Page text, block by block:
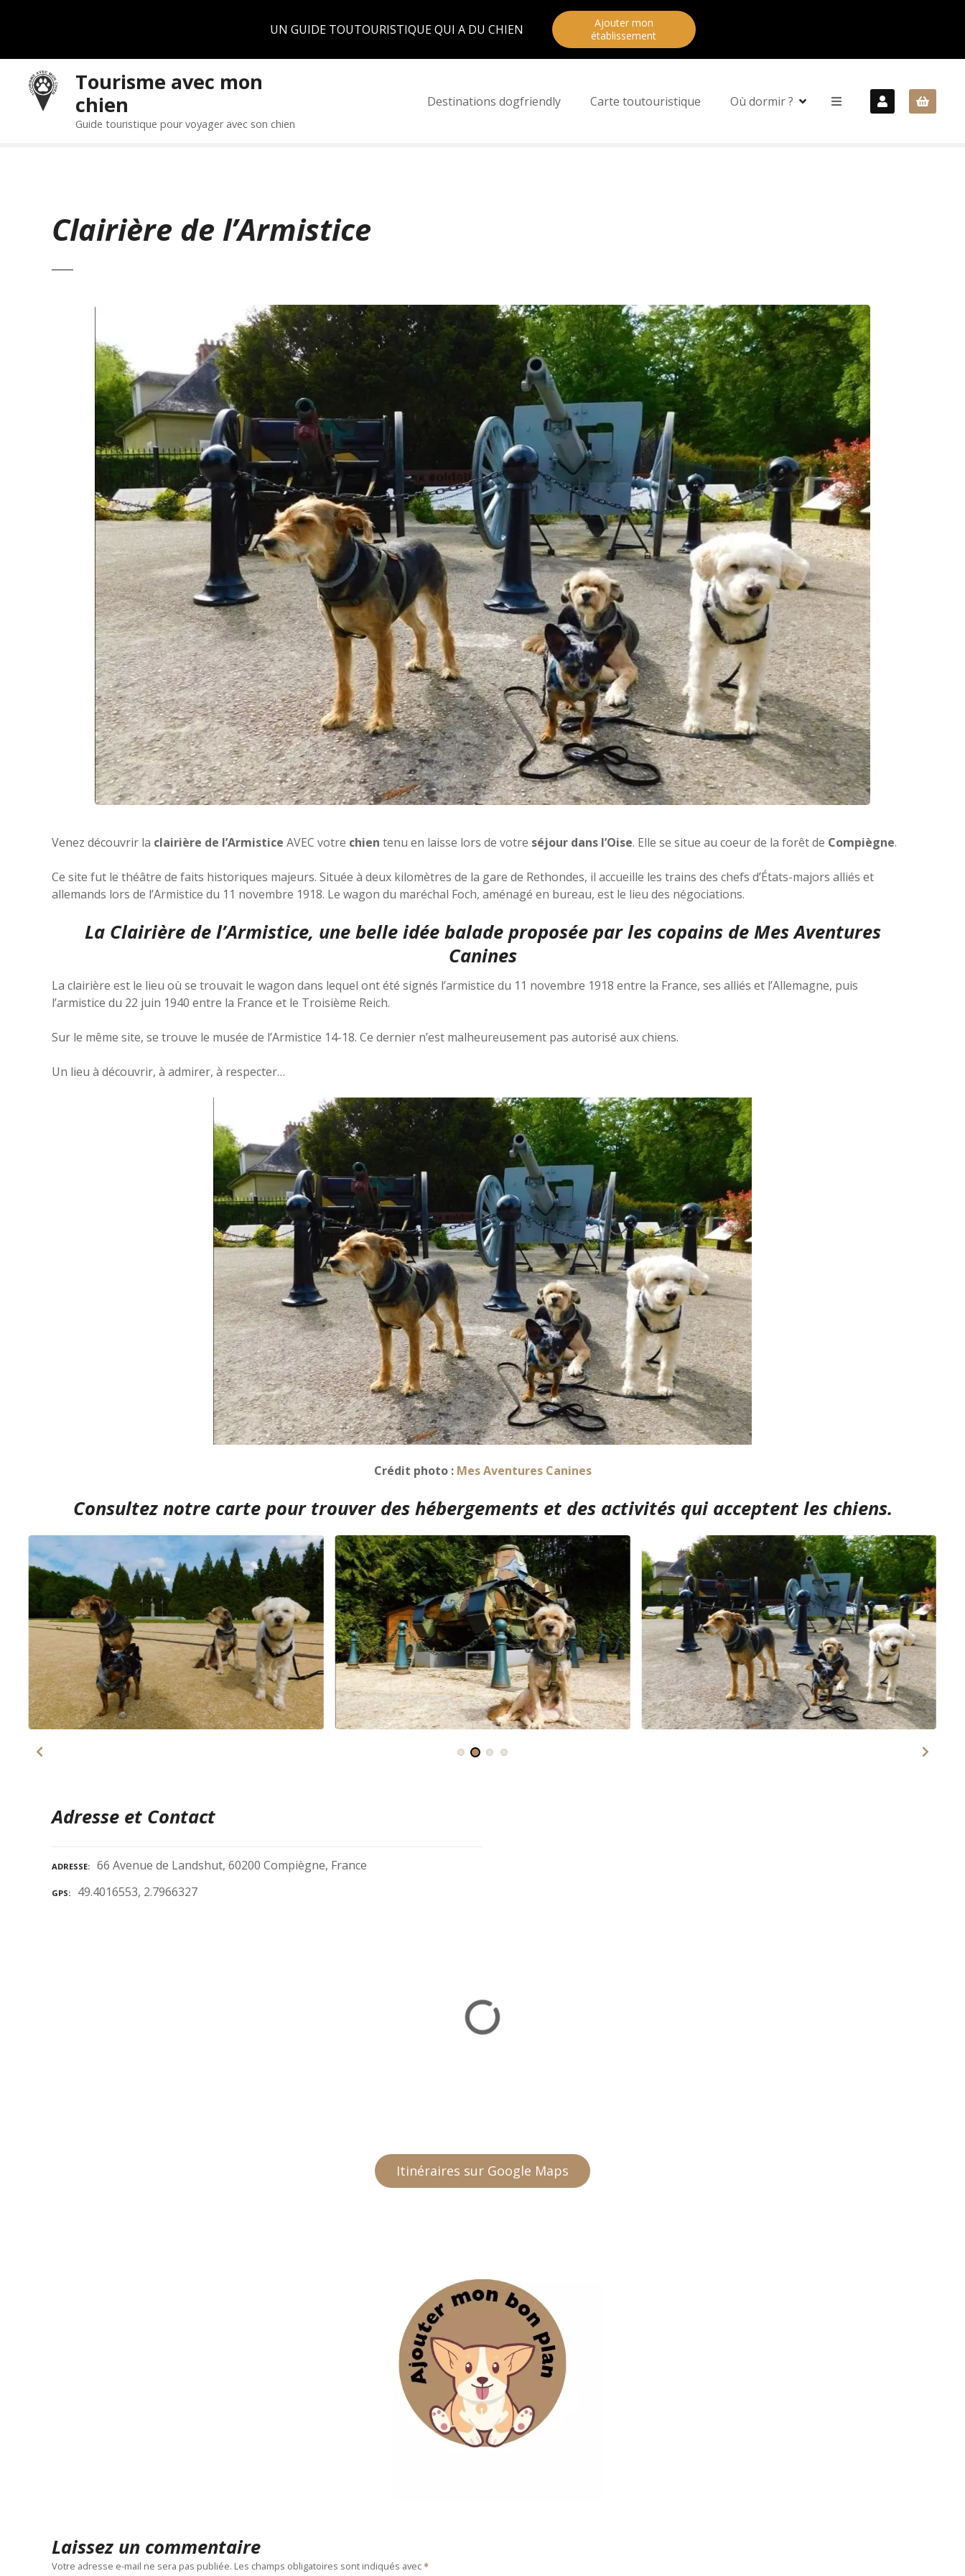
UN GUIDE TOUTOURISTIQUE QUI A DU CHIEN
Ajouter mon
établissement
Tourisme avec mon
chien
Guide touristique pour voyager avec son chien
Destinations dogfriendly Carte toutouristique Où dormir ?
Clairière de l’Armistice
Venez découvrir la clairière de l’Armistice AVEC votre chien tenu en laisse lors de votre séjour dans l’Oise. Elle se situe au coeur de la forêt de Compiègne.
Ce site fut le théâtre de faits historiques majeurs. Située à deux kilomètres de la gare de Rethondes, il accueille les trains des chefs d’États-majors alliés et
allemands lors de l’Armistice du 11 novembre 1918. Le wagon du maréchal Foch, aménagé en bureau, est le lieu des négociations.
La Clairière de l’Armistice, une belle idée balade proposée par les copains de Mes Aventures
Canines
La clairière est le lieu où se trouvait le wagon dans lequel ont été signés l’armistice du 11 novembre 1918 entre la France, ses alliés et l’Allemagne, puis
l’armistice du 22 juin 1940 entre la France et le Troisième Reich.
Sur le même site, se trouve le musée de l’Armistice 14-18. Ce dernier n’est malheureusement pas autorisé aux chiens.
Un lieu à découvrir, à admirer, à respecter…
Crédit photo : Mes Aventures Canines
Consultez notre cartepour trouver des hébergements et des activités qui acceptent les chiens.
Adresse et Contact
ADRESSE 66 Avenue de Landshut, 60200 Compiègne, France
GPS 49.4016553, 2.7966327
Itinéraires sur Google Maps
Laissez un commentaire
Votre adresse e-mail ne sera pas publiée. Les champs obligatoires sont indiqués avec